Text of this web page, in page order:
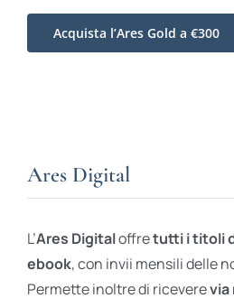
Acquista l’Ares Gold a €300
Ares Digital
L’Ares Digitaloffretutti i titoli
ebook, con invii mensili delle
Permette inoltre di riceverevia